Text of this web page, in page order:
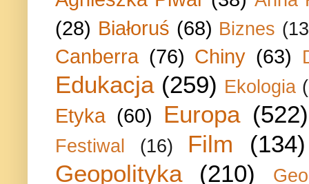
(28) Białoruś (68) Biznes
Canberra (76) Chiny (63)
Edukacja (259) Ekologia
Etyka (60) Europa (522)
Festiwal (16) Film
(134)
Geopolityka
(210)